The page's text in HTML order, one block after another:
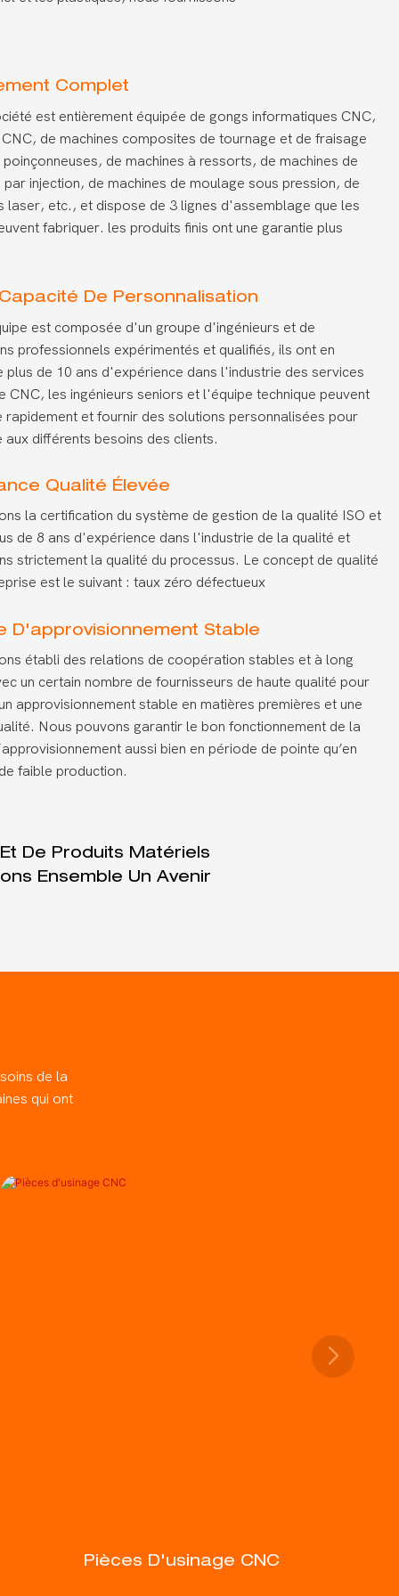
Complet
est entièrement équipée de gongs informatiques CNC,
de machines composites de tournage et de fraisage
poinçonneuses, de machines à ressorts, de machines de
par injection, de machines de moulage sous pression, de
laser, etc., et dispose de 3 lignes d'assemblage que les
fabriquer. les produits finis ont une garantie plus
De Personnalisation
est composée d'un groupe d'ingénieurs et de
professionnels expérimentés et qualifiés, ils ont en
plus de 10 ans d'expérience dans l'industrie des services
CNC, les ingénieurs seniors et l'équipe technique peuvent
rapidement et fournir des solutions personnalisées pour
aux différents besoins des clients.
Qualité Élevée
la certification du système de gestion de la qualité ISO et
de 8 ans d'expérience dans l'industrie de la qualité et
strictement la qualité du processus. Le concept de qualité
est le suivant : taux zéro défectueux
D'approvisionnement Stable
établi des relations de coopération stables et à long
un certain nombre de fournisseurs de haute qualité pour
approvisionnement stable en matières premières et une
Nous pouvons garantir le bon fonctionnement de la
aussi bien en période de pointe qu’en
faible production.
De Produits Matériels
Ensemble Un Avenir
de la
qui ont
Pièces D'usinage CNC